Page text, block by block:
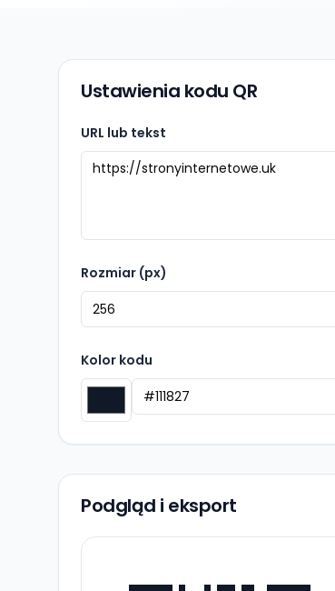
Ustawienia kodu QR
URL lub tekst
Rozmiar (px)
Kolor kodu
Podgląd i eksport